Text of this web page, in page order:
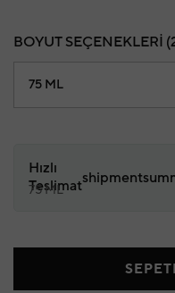
BOYUT SEÇENEKLERİ
75 ML
Hızlı
Teslimat
75 ML